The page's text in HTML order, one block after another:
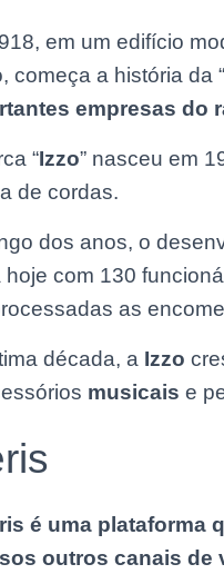
em um edifício
começa a história da
empresas do
“Izzo” nasceu em
de cordas.
dos anos, o
hoje com 130
as
década, a Izzo
musicais e
é uma plataforma
outros canais de